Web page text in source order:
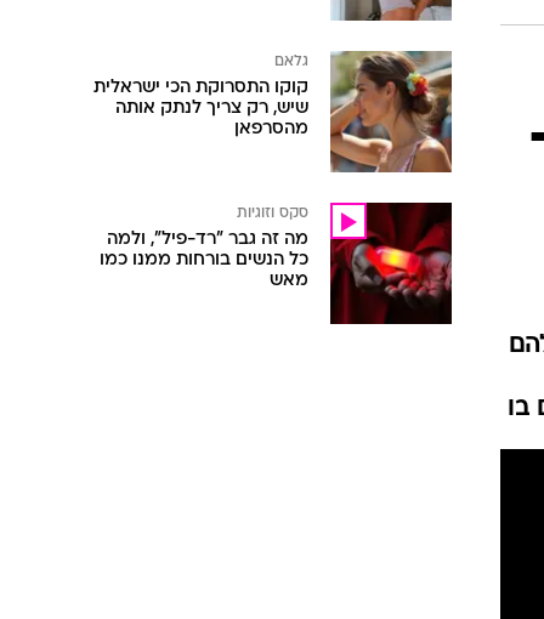
בו
גלאם
קוקו התסרוקת הכי ישראלית
שיש, רק צריך לנתק אותה
מהסרפאן
סקס וזוגיות
מה זה גבר "רד-פיל", ולמה
כל הנשים בורחות ממנו כמו
מאש